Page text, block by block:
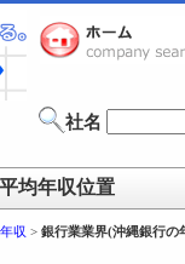
社名
均年収位置
収 > 銀行業業界(沖縄銀行の